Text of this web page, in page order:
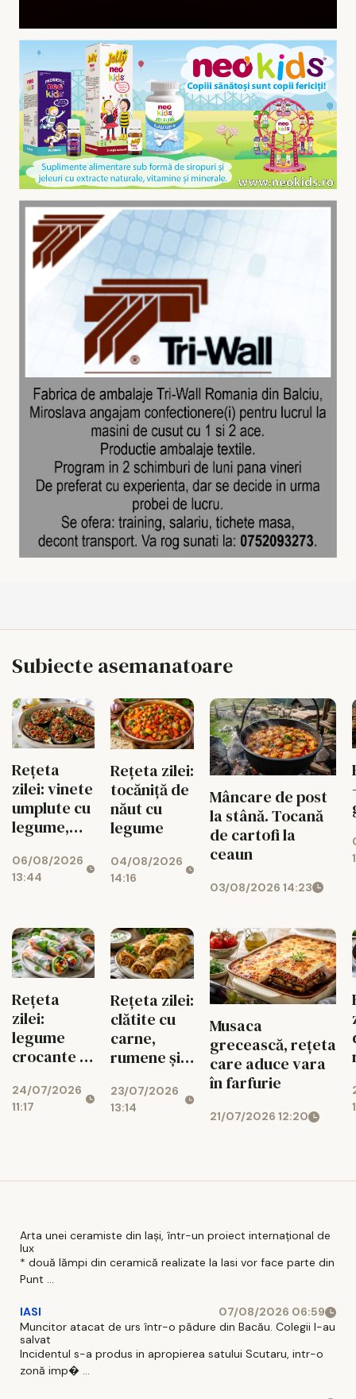
Subiecte asemanatoare
Rețeta
zilei: vinete
umplute cu
legume,
de post
06/08/2026
13:44
Rețeta zilei:
tocăniță de
năut cu
legume
04/08/2026
14:16
Mâncare de post
la stână. Tocană
de cartofi la
ceaun
03/08/2026 14:23
Rețeta
zilei:
legume
crocante în
gata rapid
24/07/2026
11:17
Rețeta zilei:
clătite cu
carne,
rumene și
23/07/2026
13:14
Musaca
grecească, rețeta
care aduce vara
în farfurie
21/07/2026 12:20
Arta unei ceramiste din Iași, într-un proiect internațional de
lux
* două lămpi din ceramică realizate la Iasi vor face parte din
Punt ...
IASI
07/08/2026 06:59
Muncitor atacat de urs într-o pădure din Bacău. Colegii l-au
salvat
Incidentul s-a produs in apropierea satului Scutaru, intr-o
zonă imp� ...